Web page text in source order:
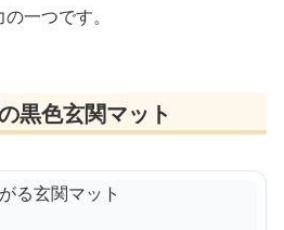
一つです。
黒色玄関マット